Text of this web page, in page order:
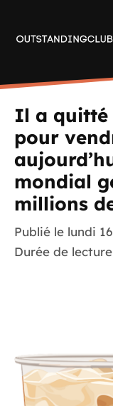
contenu
Il a quitté
pour
mondial
millions
Publié le lundi
Durée de